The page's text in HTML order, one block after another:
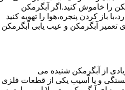
را خاموش کنید.اگر آبگرمکن
باز کردن پنجره،هوا را تهویه کنید
آبگرمکن و عیب یابی آبگرمکن
از آبگرمکن شنیده می
و یا آسیب یکی از قطعات فلزی